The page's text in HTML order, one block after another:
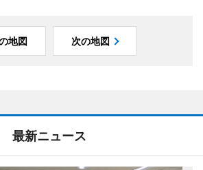
地図 次の地図
最新ニュース